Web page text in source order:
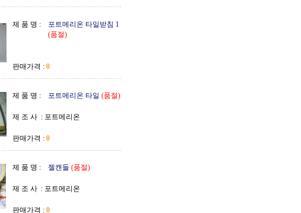
제 품 명 :
포트메리온 타일받침 1
(품절)
판매가격 : 0
제 품 명 : 포트메리온 타일 (품절)
제 조 사 : 포트메리온
판매가격 : 0
제 품 명 : 젤캔들 (품절)
제 조 사 : 포트메리온
판매가격 : 0